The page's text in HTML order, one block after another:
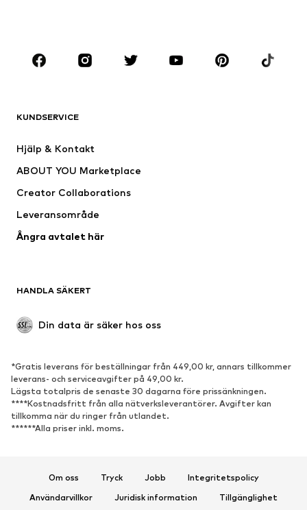
Premium
Nytt
Underkläder
Kappor
Badkläder
Upcycling
Populärt
Sneakers
Stövletter
Pumps & högklackade skor
Stövlar
Sandaler
Pantoletter
Inneskor
Exklusiv
KUNDSERVICE
Hjälp & Kontakt
ABOUT YOU Marketplace
Creator Collaborations
Leveransområde
Ångra avtalet här
HANDLA SÄKERT
Din data är säker hos oss
*Gratis leverans för beställningar från 449,00 kr, annars tillkommer
leverans- och serviceavgifter på 49,00 kr.
Lägsta totalpris de senaste 30 dagarna före prissänkningen.
****Kostnadsfritt från alla nätverksleverantörer. Avgifter kan
tillkomma när du ringer från utlandet.
******Alla priser inkl. moms.
Om oss Tryck Jobb
Integritetspolicy
Användarvillkor
Juridisk information Tillgänglighet